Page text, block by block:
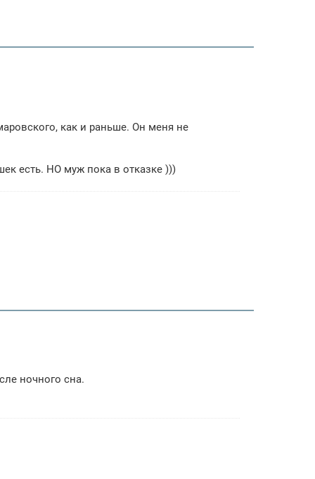
как и раньше. Он меня не
есть. НО муж пока в отказке )))
ночного сна.